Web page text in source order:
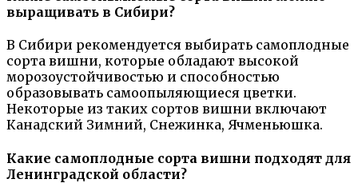
выращивать в Сибири?
В Сибири рекомендуется выбирать самоплодные
сорта вишни, которые обладают высокой
морозоустойчивостью и способностью
образовывать самоопыляющиеся цветки.
Некоторые из таких сортов вишни включают
Канадский Зимний, Снежинка, Ячменьюшка.
Какие самоплодные сорта вишни подходят для
Ленинградской области?